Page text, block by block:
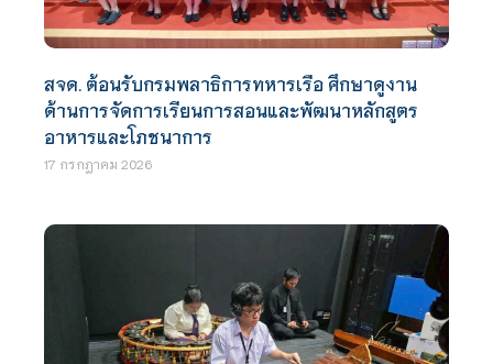
สจด. ต้อนรับกรมพลาธิการทหารเรือ ศึกษาดูงาน
ด้านการจัดการเรียนการสอนและพัฒนาหลักสูตร
อาหารและโภชนาการ
17 กรกฎาคม 2026